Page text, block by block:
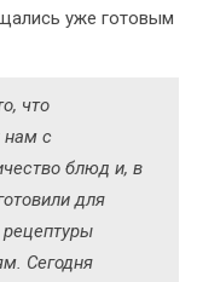
уже готовым
что
нам с
блюд и, в
для
Сегодня